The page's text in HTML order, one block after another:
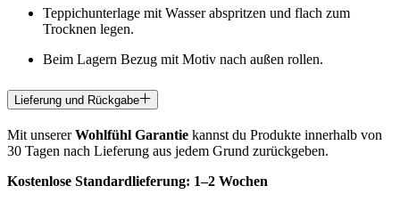
Teppichunterlage mit Wasser abspritzen und flach zum
Trocknen legen.
Beim Lagern Bezug mit Motiv nach außen rollen.
Lieferung und Rückgabe
Mit unsererWohlfühl Garantie kannst du Produkte innerhalb von
30 Tagen nach Lieferung aus jedem Grund zurückgeben.
Kostenlose Standardlieferung: 1–2 Wochen